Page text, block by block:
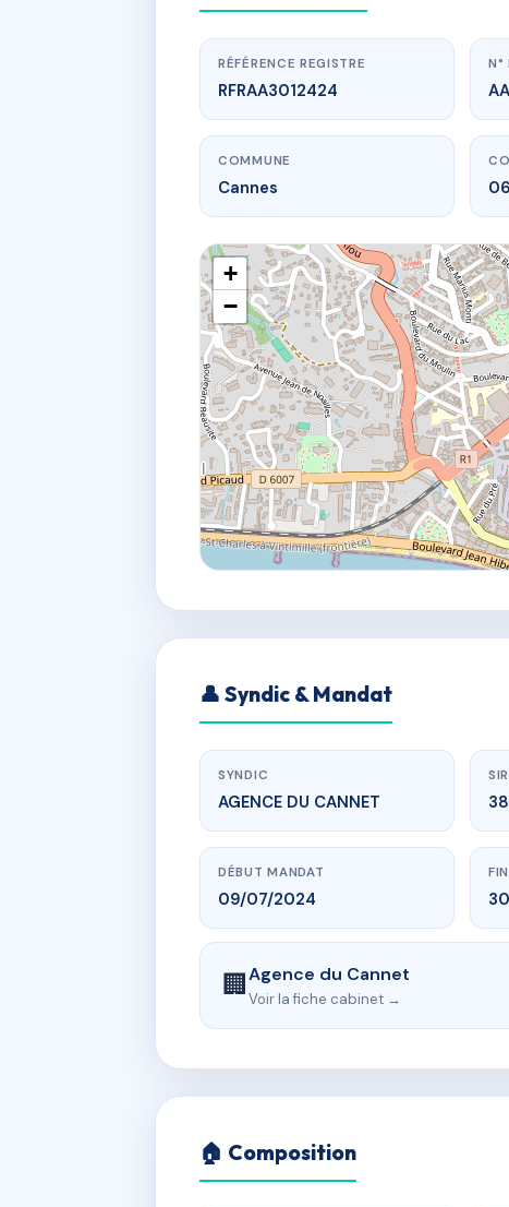
4
4 r du
RÉFÉRENCE REGISTRE
RFRAA3012424
N°
COMMUNE
Cannes
+
−
👤 Syndic & Mandat
SYNDIC
AGENCE DU CANNET
DÉBUT MANDAT
09/07/2024
🏢Agence du Cannet
Voir la fiche cabinet →
🏠 Composition